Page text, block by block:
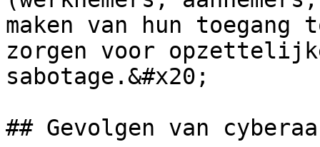
maken van hun
zorgen voor
sabotage.&#x20;
## Gevolgen van